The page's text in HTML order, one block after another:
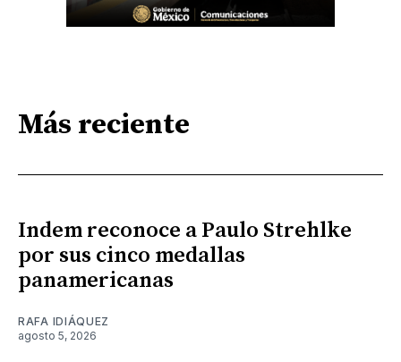
Más reciente
Indem reconoce a Paulo Strehlke
por sus cinco medallas
panamericanas
RAFA IDIÁQUEZ
agosto 5, 2026